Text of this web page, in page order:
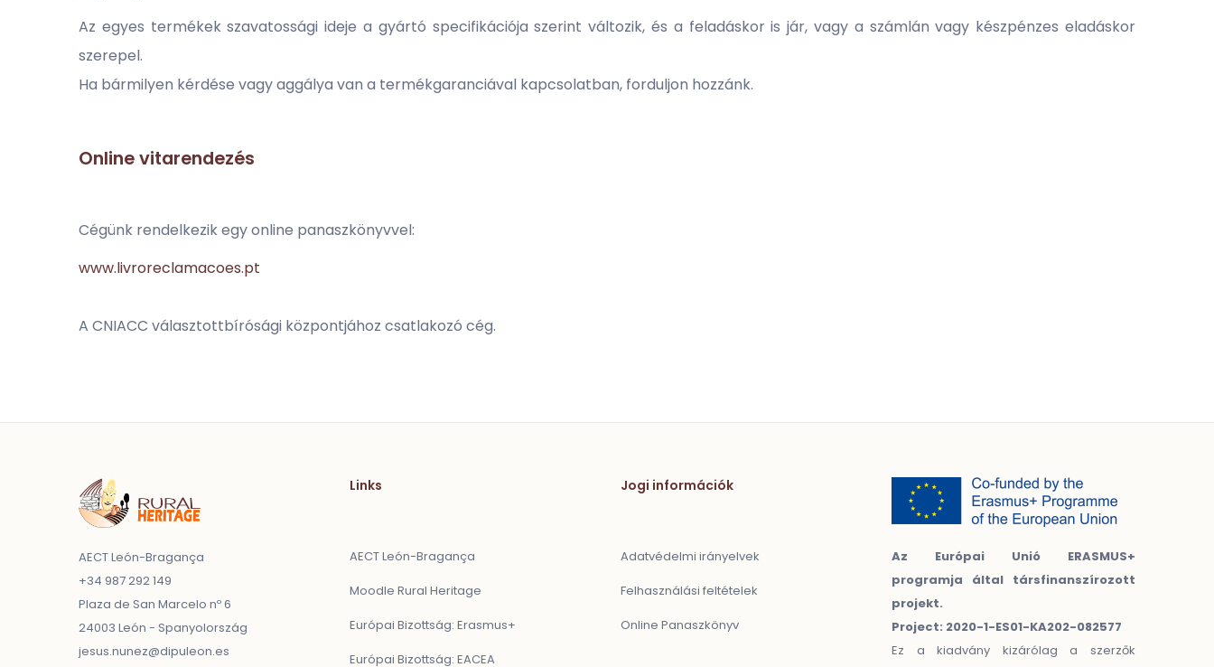
Az egyes termékek szavatossági ideje a gyártó specifikációja szerint változik, és a feladáskor is jár, vagy a számlán vagy készpénzes eladáskor
szerepel.
Ha bármilyen kérdése vagy aggálya van a termékgaranciával kapcsolatban, forduljon hozzánk.
Online vitarendezés
Cégünk rendelkezik egy online panaszkönyvvel:
www.livroreclamacoes.pt
A CNIACC választottbírósági központjához csatlakozó cég.
AECT León-Bragança
+34 987 292 149
Plaza de San Marcelo nº 6
24003 León - Spanyolország
jesus.nunez@dipuleon.es
Links
AECT León-Bragança
Moodle Rural Heritage
Európai Bizottság: Erasmus+
Európai Bizottság: EACEA
Jogi információk
Adatvédelmi irányelvek
Felhasználási feltételek
Online Panaszkönyv
Az Európai Unió ERASMUS+
programja által társfinanszírozott
projekt.
Project: 2020-1-ES01-KA202-082577
Ez a kiadvány kizárólag a szerzők